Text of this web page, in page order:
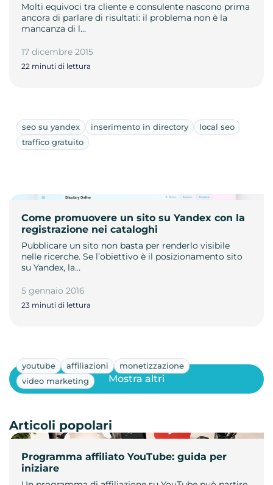
Molti equivoci tra cliente e consulente nascono prima
ancora di parlare di risultati: il problema non è la
mancanza di l…
17 dicembre 2015
22 minuti di lettura
seo su yandex inserimento in directory
local seo
traffico gratuito
Come promuovere un sito su Yandex con la
registrazione nei cataloghi
Pubblicare un sito non basta per renderlo visibile
nelle ricerche. Se l’obiettivo è il posizionamento sito
su Yandex, la…
5 gennaio 2016
23 minuti di lettura
youtube affiliazioni
monetizzazione
video marketing
Programma affiliato YouTube: guida per
iniziare
Mostra altri
Articoli popolari